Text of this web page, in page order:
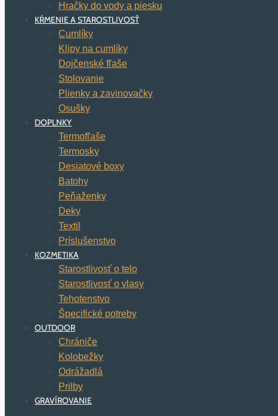
Hračky do vody a piesku
KŔMENIE A STAROSTLIVOSŤ
Cumlíky
Klipy na cumlíky
Dojčenské fľaše
Stolovanie
Plienky a zavinovačky
Osušky
DOPLNKY
Termofľaše
Termosky
Desiatové boxy
Batohy
Peňaženky
Deky
Textil
Príslušenstvo
KOZMETIKA
Starostlivosť o telo
Starostlivosť o vlasy
Tehotenstvo
Špecifické potreby
OUTDOOR
Chrániče
Kolobežky
Odrážadlá
Prilby
GRAVÍROVANIE